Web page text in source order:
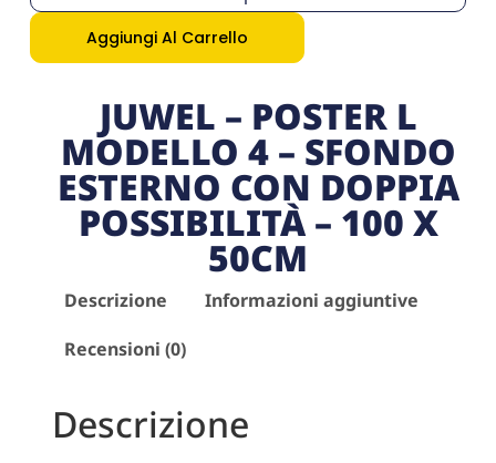
Aggiungi Al Carrello
JUWEL – POSTER L
MODELLO 4 – SFONDO
ESTERNO CON DOPPIA
POSSIBILITÀ – 100 X
50CM
Descrizione
Informazioni aggiuntive
Recensioni (0)
Descrizione